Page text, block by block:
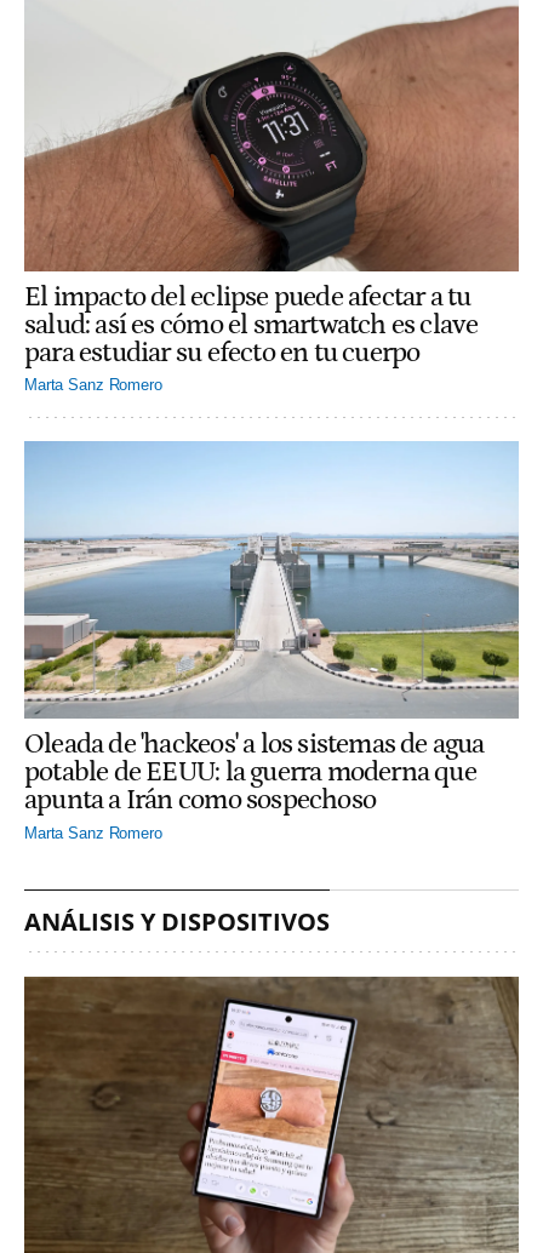
El impacto del eclipse puede afectar a tu
salud: así es cómo el smartwatch es clave
para estudiar su efecto en tu cuerpo
Marta Sanz Romero
Oleada de 'hackeos' a los sistemas de agua
potable de EEUU: la guerra moderna que
apunta a Irán como sospechoso
Marta Sanz Romero
ANÁLISIS Y DISPOSITIVOS